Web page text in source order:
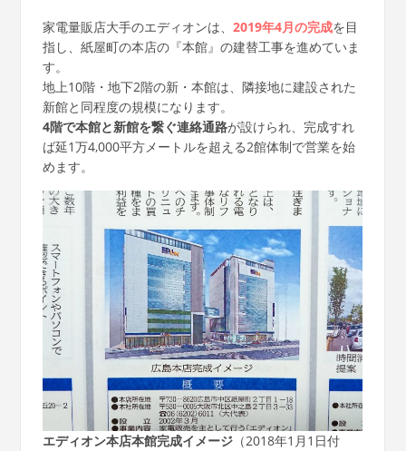
家電量販店大手のエディオンは、 2019年4月の完成を目
指し、紙屋町の本店の『本館』の建替工事を進めていま
す。
地上10階・地下2階の新・本館は、隣接地に建設された
新館と同程度の規模になります。
4階で本館と新館を繋ぐ連絡通路が設けられ、完成すれ
ば延1万4,000平方メートルを超える2館体制で営業を始
めます。
エディオン本店本館完成イメージ（2018年1月1日付